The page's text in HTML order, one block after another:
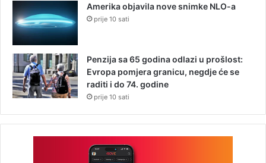
Amerika objavila nove snimke NLO-a
prije 10 sati
Penzija sa 65 godina odlazi u prošlost:
Evropa pomjera granicu, negdje će se
raditi i do 74. godine
prije 10 sati